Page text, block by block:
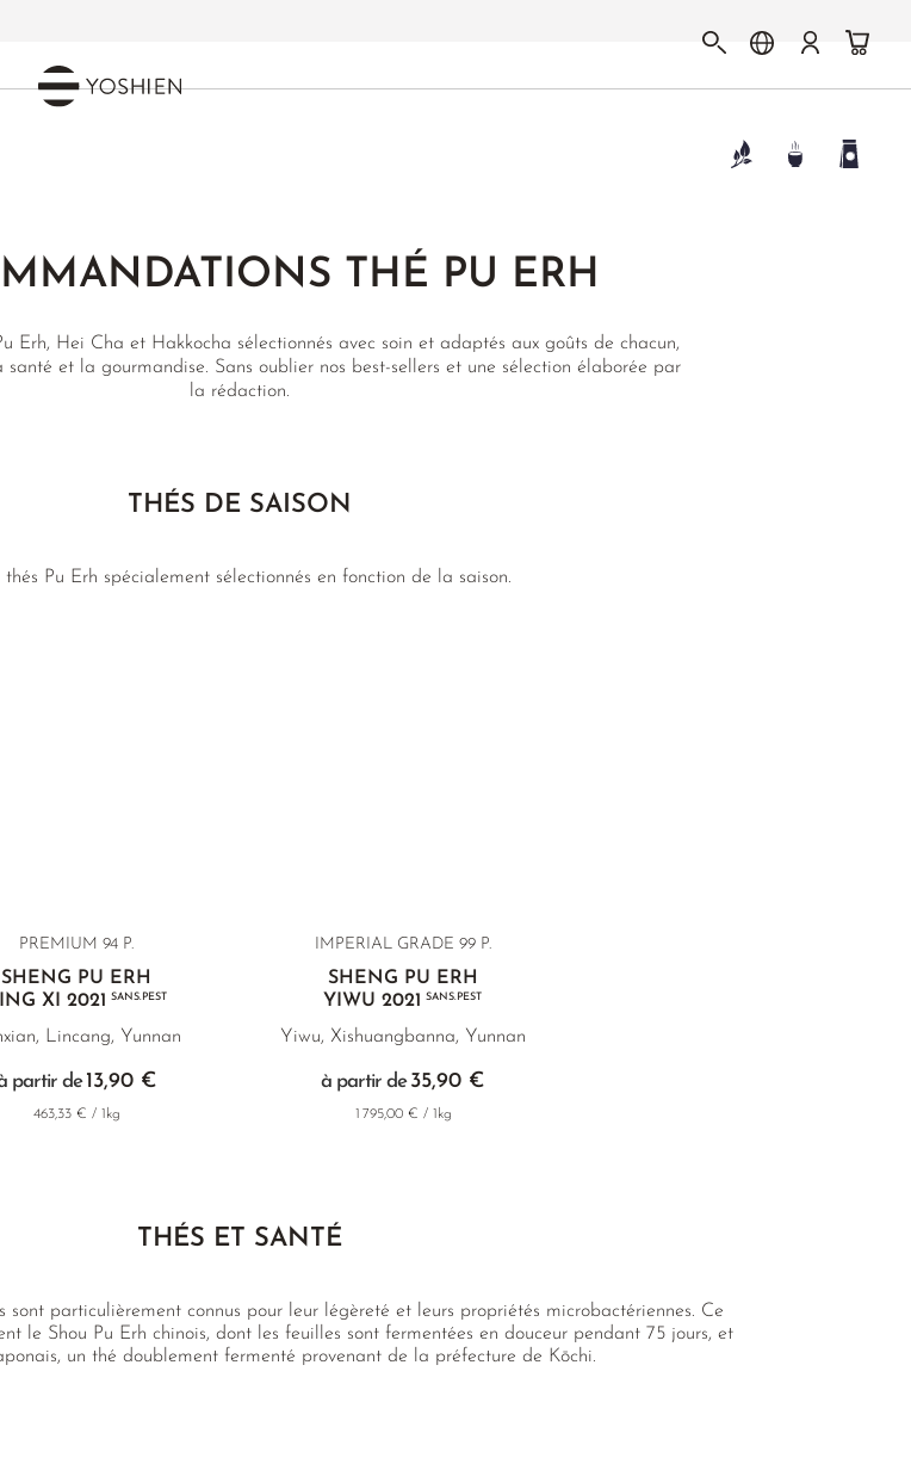
THÉ PU ERH
Erh, Hei Cha et Hakkocha sélectionnés avec soin et adaptés aux goûts de chacun,
et la gourmandise. Sans oublier nos best-sellers et une sélection élaborée par
la rédaction.
THÉS DE SAISON
thés Pu Erh spécialement sélectionnés en fonction de la saison.
PREMIUM 94 P.
SHENG PU ERH
XI 2021SANS.PEST
Lincang, Yunnan
partir de 13,90 €
463,33 € / 1kg
IMPERIAL GRADE 99 P.
SHENG PU ERH
YIWU 2021SANS.PEST
Yiwu, Xishuangbanna, Yunnan
à partir de 35,90 €
1 795,00 € / 1kg
THÉS ET SANTÉ
sont particulièrement connus pour leur légèreté et leurs propriétés microbactériennes. Ce
le Shou Pu Erh chinois, dont les feuilles sont fermentées en douceur pendant 75 jours, et
un thé doublement fermenté provenant de la préfecture de Kōchi.